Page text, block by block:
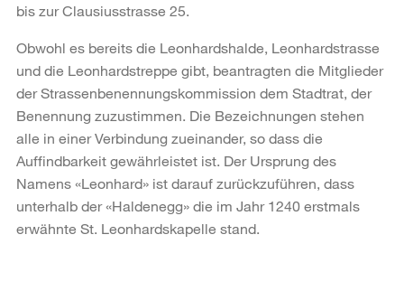
bis zur Clausiusstrasse 25.
Obwohl es bereits die Leonhardshalde, Leonhardstrasse
und die Leonhardstreppe gibt, beantragten die Mitglieder
der Strassenbenennungskommission dem Stadtrat, der
Benennung zuzustimmen. Die Bezeichnungen stehen
alle in einer Verbindung zueinander, so dass die
Auffindbarkeit gewährleistet ist. Der Ursprung des
Namens «Leonhard» ist darauf zurückzuführen, dass
unterhalb der «Haldenegg» die im Jahr 1240 erstmals
erwähnte St. Leonhardskapelle stand.